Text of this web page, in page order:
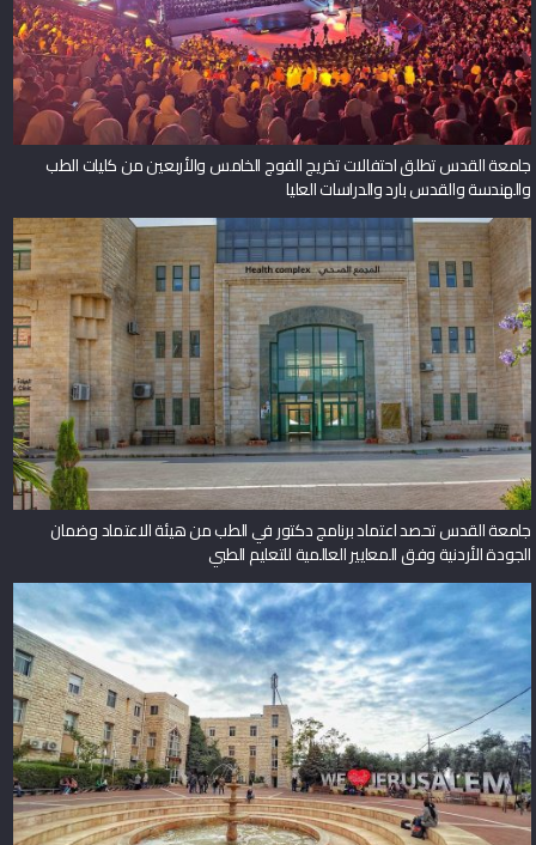
جامعة القدس تطلق احتفالات تخريج الفوج الخامس والأربعين من كليات الطب
والهندسة والقدس بارد والدراسات العليا
جامعة القدس تحصد اعتماد برنامج دكتور في الطب من هيئة الاعتماد وضمان
الجودة الأردنية وفق المعايير العالمية للتعليم الطبي